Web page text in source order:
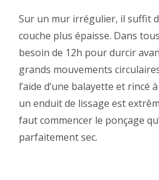
Sur un mur irrégulier, il suffit
couche plus épaisse. Dans
besoin de 12h pour durcir
grands mouvements
l’aide d’une balayette et rincé
un enduit de lissage est
faut commencer le ponçage
parfaitement sec.